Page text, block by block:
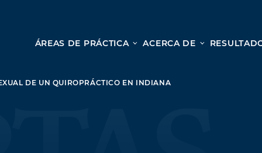
ÁREAS DE PRÁCTICA
Lesión personal
ACERCA DE
DE UN QUIROPRÁCTICO EN INDIANA